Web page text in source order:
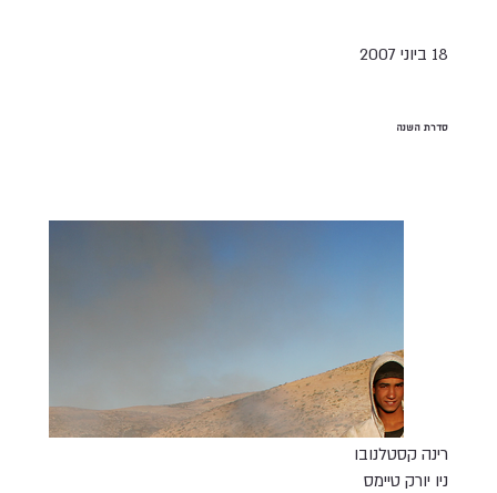
18 ביוני 2007
סדרת השנה
רינה קסטלנובו
ניו יורק טיימס